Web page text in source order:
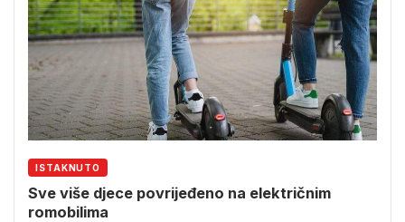
ISTAKNUTO
Sve više djece povrijeđeno na električnim
romobilima